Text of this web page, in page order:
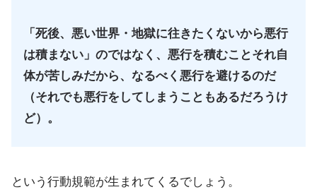
「死後、悪い世界・地獄に往きたくないから悪行
は積まない」のではなく、悪行を積むことそれ自
体が苦しみだから、なるべく悪行を避けるのだ
（それでも悪行をしてしまうこともあるだろうけ
ど）。
という行動規範が生まれてくるでしょう。